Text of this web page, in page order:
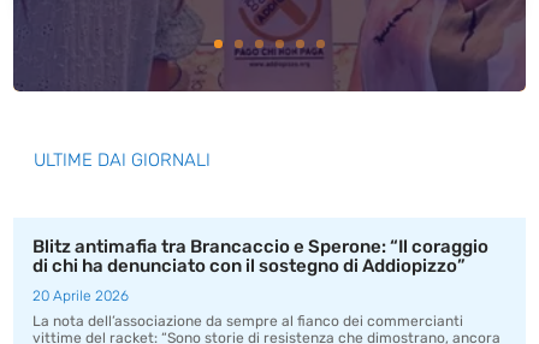
ULTIME DAI GIORNALI
Blitz antimafia tra Brancaccio e Sperone: “Il coraggio
di chi ha denunciato con il sostegno di Addiopizzo”
20 Aprile 2026
La nota dell’associazione da sempre al fianco dei commercianti
vittime del racket: “Sono storie di resistenza che dimostrano, ancora